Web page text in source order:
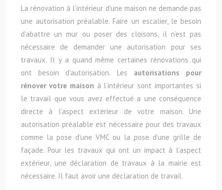
La rénovation à l’intérieur d’une maison ne demande pas
une autorisation préalable. Faire un escalier, le besoin
d’abattre un mur ou poser des cloisons, il n’est pas
nécessaire de demander une autorisation pour ses
travaux. Il y a quand même certaines rénovations qui
ont besoin d’autorisation. Les autorisations pour
rénover votre maison à l’intérieur sont importantes si
le travail que vous avez effectué a une conséquence
directe à l’aspect extérieur de votre maison. Une
autorisation préalable est nécessaire pour des travaux
comme la pose d’une VMC ou la pose d’une grille de
façade. Pour les travaux qui ont un impact à l’aspect
extérieur, une déclaration de travaux à la mairie est
nécessaire. Il faut avoir une déclaration de travail.